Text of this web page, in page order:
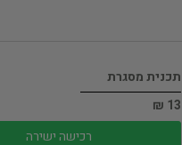
תכנית מסגרת
13 ₪
רכישה ישירה